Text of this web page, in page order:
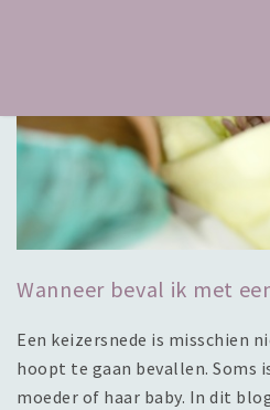
Wanneer beval ik met
Een keizersnede is misschien
hoopt te gaan bevallen. Soms
moeder of haar baby. In dit